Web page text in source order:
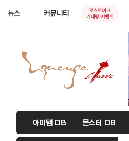
뉴스 커뮤니티
로스트아크
기대평 이벤트
아이템 DB 몬스터 DB